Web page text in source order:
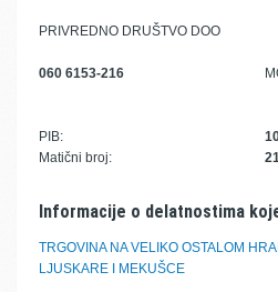
PRIVREDNO DRUŠTVO DOO
060 6153-216
PIB:
Matični broj:
Informacije o delatnostima
TRGOVINA NA VELIKO OSTALOM
LJUSKARE I MEKUŠCE